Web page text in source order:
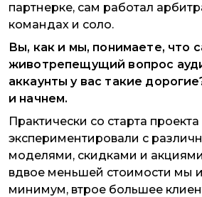
партнерке, сам работал
командах и соло.
Вы, как и мы, понимаете, что
животрепещущий вопрос
аккаунты у вас такие
и начнем.
Практически со старта
экспериментировали с
моделями, скидками и
вдвое меньшей стоимости мы
минимум, втрое большее